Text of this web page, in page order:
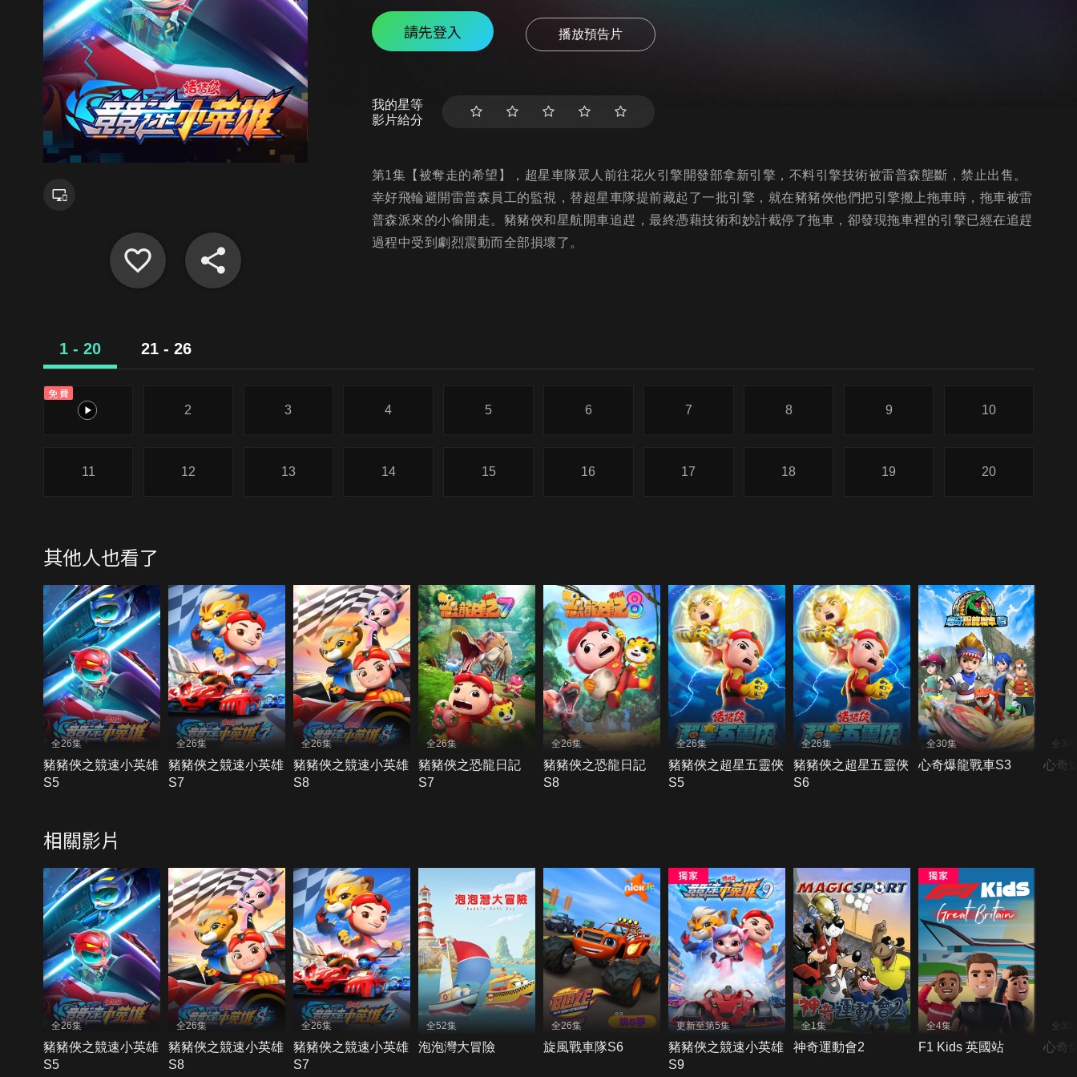
請先登入 播放預告片
我的星等
影片給分
第1集【被奪走的希望】，超星車隊眾人前往花火引擎開發部拿新引擎，不料引擎技術被雷普森壟斷，禁止出售。
幸好飛輪避開雷普森員工的監視，替超星車隊提前藏起了一批引擎，就在豬豬俠他們把引擎搬上拖車時，拖車被雷
普森派來的小偷開走。豬豬俠和星航開車追趕，最終憑藉技術和妙計截停了拖車，卻發現拖車裡的引擎已經在追趕
過程中受到劇烈震動而全部損壞了。
1 - 20 21 - 26
免費
1
2 3 4 5 6 7 8 9 10
11 12 13 14 15 16 17 18 19 20
其他人也看了
全26集
豬豬俠之競速小英雄
S5
全26集
豬豬俠之競速小英雄
S7
全26集
豬豬俠之競速小英雄
S8
全26集
豬豬俠之恐龍日記
S7
全26集
豬豬俠之恐龍日記
S8
全26集
豬豬俠之超星五靈俠
S5
全26集
豬豬俠之超星五靈俠
S6
全30集
心奇爆龍戰車S3
全30
心奇
相關影片
全26集
豬豬俠之競速小英雄
S5
全26集
豬豬俠之競速小英雄
S8
全26集
豬豬俠之競速小英雄
S7
全52集
泡泡灣大冒險
全26集
旋風戰車隊S6
更新至第5集
豬豬俠之競速小英雄
S9
全1集
神奇運動會2
全4集
F1 Kids 英國站
全30
心奇